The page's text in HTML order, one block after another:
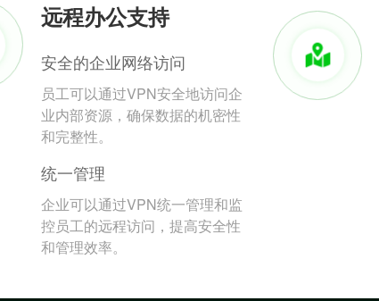
远程办公支持
安全的企业网络访问
员工可以通过VPN安全地访问企
业内部资源，确保数据的机密性
和完整性。
统一管理
企业可以通过VPN统一管理和监
控员工的远程访问，提高安全性
和管理效率。